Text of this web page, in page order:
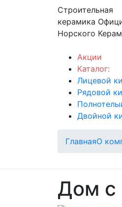
Строительная
керамика
Норского
Акции
Каталог:
Лицевой
Рядовой
Двойной
ГлавнаяО
Дом с